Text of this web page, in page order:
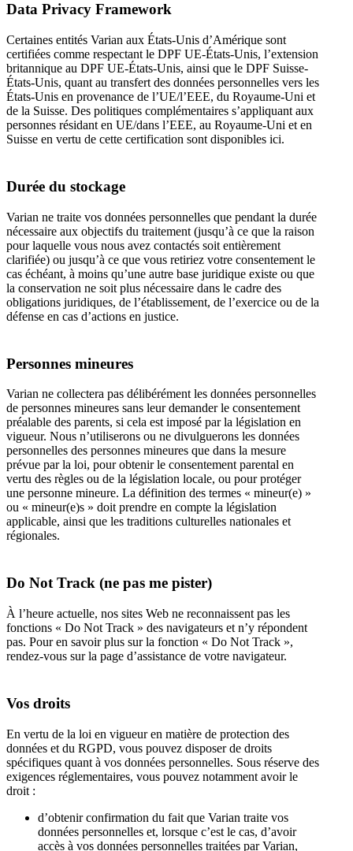
Data Privacy Framework
Certaines entités Varian aux États-Unis d’Amérique sont
certifiées comme respectant le DPF UE-États-Unis, l’extension
britannique au DPF UE-États-Unis, ainsi que le DPF Suisse-
États-Unis, quant au transfert des données personnelles vers les
États-Unis en provenance de l’UE/l’EEE, du Royaume-Uni et
de la Suisse. Des politiques complémentaires s’appliquant aux
personnes résidant en UE/dans l’EEE, au Royaume-Uni et en
Suisse en vertu de cette certification sont disponibles ici.
Durée du stockage
Varian ne traite vos données personnelles que pendant la durée
nécessaire aux objectifs du traitement (jusqu’à ce que la raison
pour laquelle vous nous avez contactés soit entièrement
clarifiée) ou jusqu’à ce que vous retiriez votre consentement le
cas échéant, à moins qu’une autre base juridique existe ou que
la conservation ne soit plus nécessaire dans le cadre des
obligations juridiques, de l’établissement, de l’exercice ou de la
défense en cas d’actions en justice.
Personnes mineures
Varian ne collectera pas délibérément les données personnelles
de personnes mineures sans leur demander le consentement
préalable des parents, si cela est imposé par la législation en
vigueur. Nous n’utiliserons ou ne divulguerons les données
personnelles des personnes mineures que dans la mesure
prévue par la loi, pour obtenir le consentement parental en
vertu des règles ou de la législation locale, ou pour protéger
une personne mineure. La définition des termes « mineur(e) »
ou « mineur(e)s » doit prendre en compte la législation
applicable, ainsi que les traditions culturelles nationales et
régionales.
Do Not Track (ne pas me pister)
À l’heure actuelle, nos sites Web ne reconnaissent pas les
fonctions « Do Not Track » des navigateurs et n’y répondent
pas. Pour en savoir plus sur la fonction « Do Not Track »,
rendez-vous sur la page d’assistance de votre navigateur.
Vos droits
En vertu de la loi en vigueur en matière de protection des
données et du RGPD, vous pouvez disposer de droits
spécifiques quant à vos données personnelles. Sous réserve des
exigences réglementaires, vous pouvez notamment avoir le
droit :
d’obtenir confirmation du fait que Varian traite vos
données personnelles et, lorsque c’est le cas, d’avoir
accès à vos données personnelles traitées par Varian,